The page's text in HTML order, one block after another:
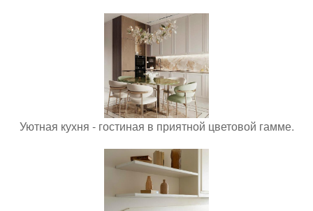
Уютная кухня - гостиная в приятной цветовой гамме.